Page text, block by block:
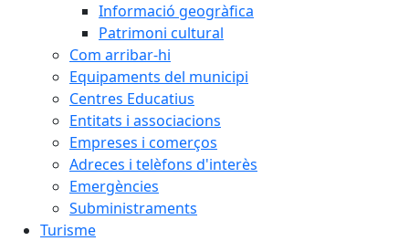
Informació geogràfica
Patrimoni cultural
Com arribar-hi
Equipaments del municipi
Centres Educatius
Entitats i associacions
Empreses i comerços
Adreces i telèfons d'interès
Emergències
Subministraments
Turisme